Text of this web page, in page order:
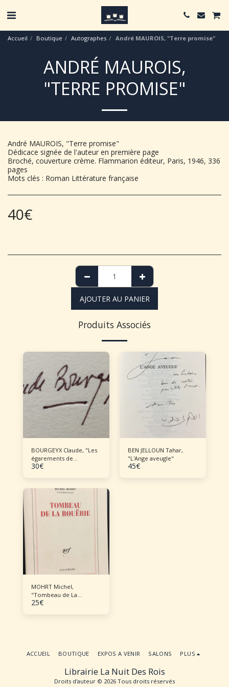
Accueil Boutique Autographes André MAUROIS, "Terre promise"
ANDRÉ MAUROIS,
"TERRE PROMISE"
André MAUROIS, "Terre promise"
Dédicace signée de l'auteur en première page
Broché, couverture crème. Flammarion éditeur, Paris, 1946, 336
pages
Mots clés : Roman Littérature française
40€
AJOUTER AU PANIER
Produits Associés
BOURGEYX Claude, "Les
égarements de
monsieur René"
30€
BEN JELLOUN Tahar,
"L'Ange aveugle"
45€
MOHRT Michel,
"Tombeau de La
Rouërie"
25€
Librairie La Nuit Des Rois
Droits d'auteur © 2026 Tous droits réservés
ACCUEIL BOUTIQUE EXPOS A VENIR SALONS PLUS